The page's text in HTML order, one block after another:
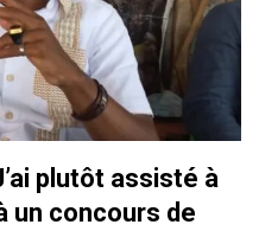
plutôt assisté à
un concours de